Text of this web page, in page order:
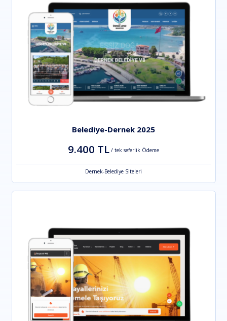
Belediye-Dernek 2025
9.400 TL / tek seferlik Ödeme
Dernek-Belediye Siteleri